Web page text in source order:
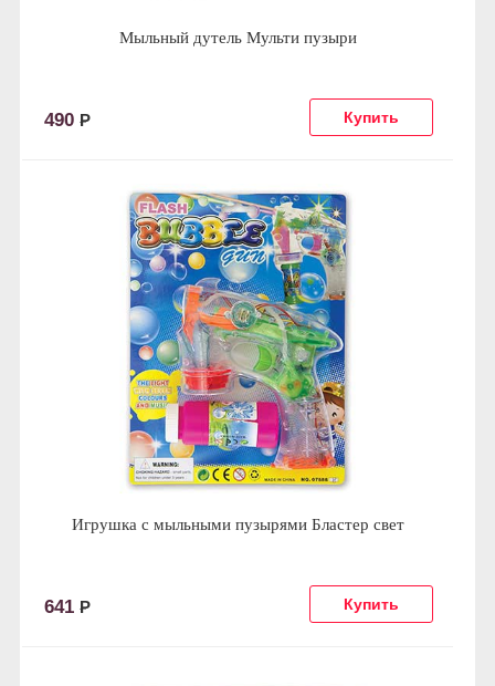
Мыльный дутель Мульти пузыри
490 Р
Игрушка с мыльными пузырями Бластер свет
641 Р